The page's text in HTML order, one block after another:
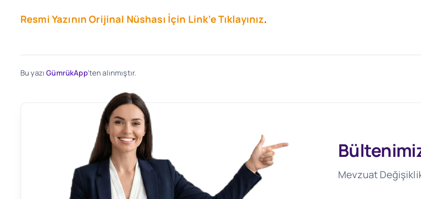
Resmi Yazının Orijinal Nüshası İçin Link’e Tıklayınız.
Bu yazıGümrükApp'ten alınmıştır.
Mevzuat